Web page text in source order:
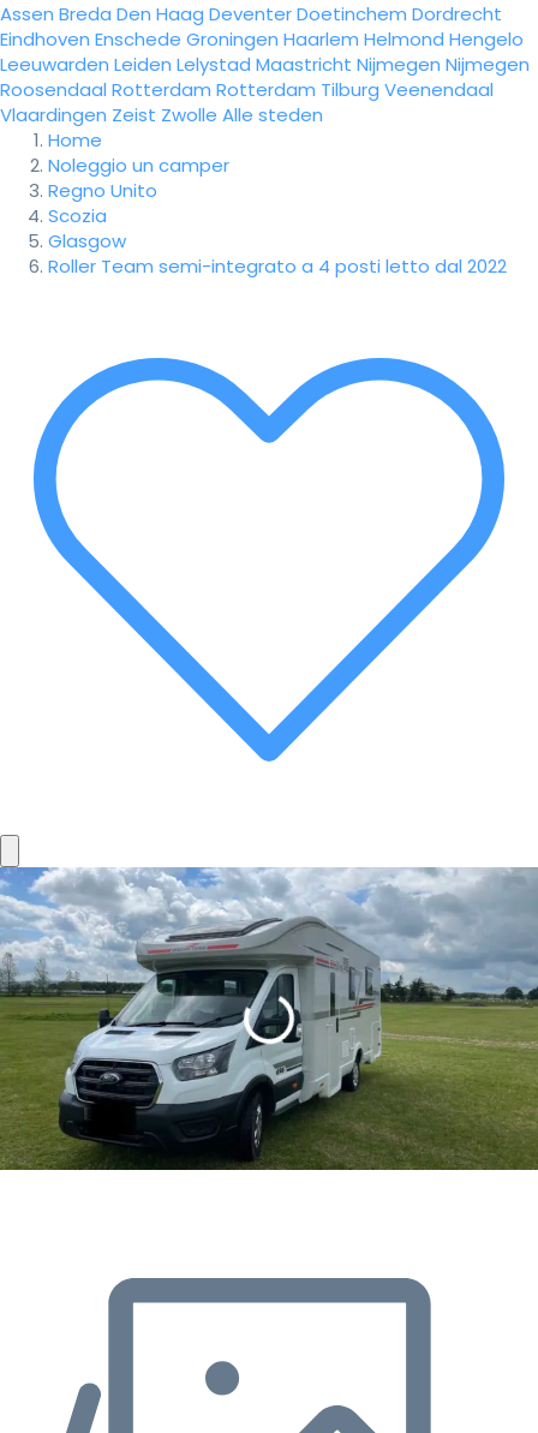
Assen Breda Den Haag DeventerDoetinchem Dordrecht
Eindhoven Enschede Groningen Haarlem Helmond Hengelo
Leeuwarden Leiden Lelystad Maastricht Nijmegen Nijmegen
Roosendaal Rotterdam Rotterdam Tilburg Veenendaal
Vlaardingen Zeist Zwolle Alle steden
Home
Noleggio un camper
Regno Unito
Scozia
Glasgow
Roller Team semi-integrato a 4 posti letto dal 2022